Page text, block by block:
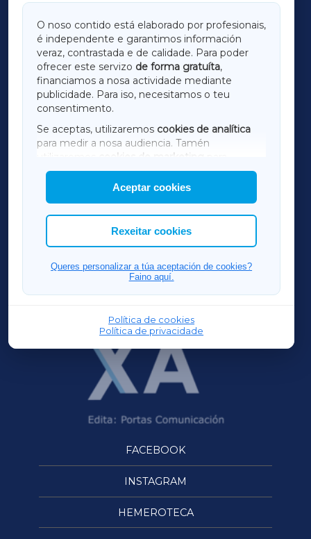
O noso contido está elaborado por profesionais,
é independente e garantimos información
veraz, contrastada e de calidade. Para poder
ofrecer este servizo de forma gratuíta,
financiamos a nosa actividade mediante
publicidade. Para iso, necesitamos o teu
consentimento.
Se aceptas, utilizaremos cookies de analítica
para medir a nosa audiencia. Tamén
utilizaremos
cookies de marketing
mostrar publicidade de terceiros.
Así mesmo, podes personalizar a elección das
cookies que desexas permitir.
Aceptar cookies
Rexeitar cookies
Queres personalizar a túa aceptación de cookies?
Faino aquí.
Política de cookies
Política de privacidade
LUGOXA
TERRACHAXA
AMARIÑAXA
RIBEIRASACRAXA
ACORUÑAXA
FERROLXA
OURENSEXA
FACEBOOK
INSTAGRAM
HEMEROTECA